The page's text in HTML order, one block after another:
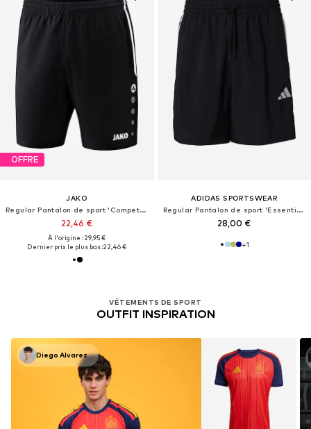
OFFRE
JAKO
Regular Pantalon de sport 'Competition 2.0'
22,46 €
À l'origine : 29,95 €
Dernier prix le plus bas :22,46 €
ADIDAS SPORTSWEAR
Regular Pantalon de sport 'Essentials Chelsea'
28,00 €
+1
VÊTEMENTS DE SPORT
OUTFIT INSPIRATION
Diego Alvarez